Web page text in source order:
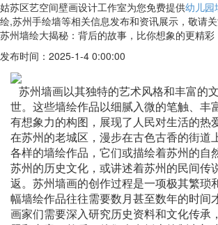
姑苏区艺空间壁画设计工作室为您免费提供幼儿园
绘,苏州手绘墙等相关信息发布和资讯展示，敬请关
苏州墙绘大揭秘：背后的故事，比你想象的更精彩
发布时间：2025-1-4 0:00:00
苏州墙画以其独特的艺术风格和丰富的
世。这些墙绘作品以细腻入微的笔触、丰
有想象力的构图，展现了人民对生活的热
在苏州的老城区，漫步在古色古香的街道
各样的墙绘作品，它们或描绘着苏州的自
苏州的历史文化，或讲述着苏州的民间传
返。苏州墙画的创作过程是一项极其繁琐
幅墙绘作品往往需要数月甚至数年的时间
画家们需要深入研究历史资料和文化传承